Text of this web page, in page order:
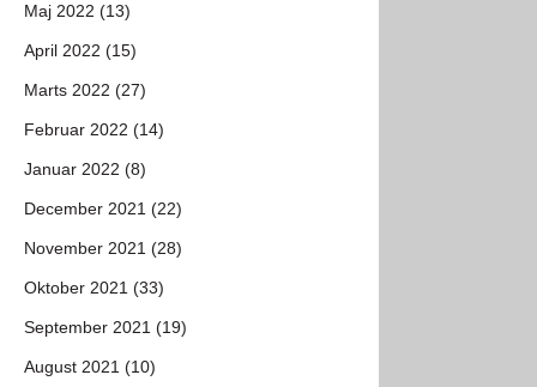
Maj 2022 (13)
April 2022 (15)
Marts 2022 (27)
Februar 2022 (14)
Januar 2022 (8)
December 2021 (22)
November 2021 (28)
Oktober 2021 (33)
September 2021 (19)
August 2021 (10)